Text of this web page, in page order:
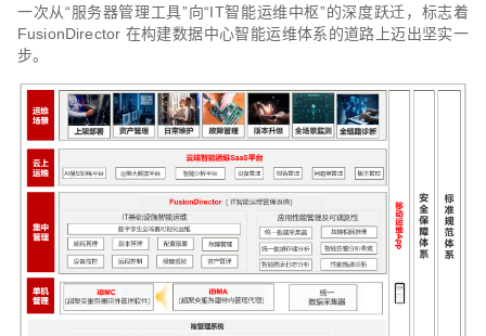
一次从“服务器管理工具”向“IT智能运维中枢”的深度跃迁，标志着
FusionDirector 在构建数据中心智能运维体系的道路上迈出坚实一
步。